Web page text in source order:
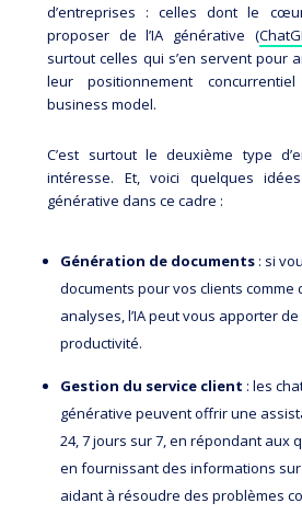
d’entreprises : celles dont le
proposer de l’IA générative (
surtout celles qui s’en servent pour
leur positionnement
business model.
C’est surtout le deuxième type
intéresse. Et, voici quelques
générative dans ce cadre :
Génération de documents : si
documents pour vos clients comme
analyses, l’IA peut vous apporter
productivité.
Gestion du service client : les
générative peuvent offrir une
24, 7 jours sur 7, en répondant aux
en fournissant des informations
aidant à résoudre des problèmes